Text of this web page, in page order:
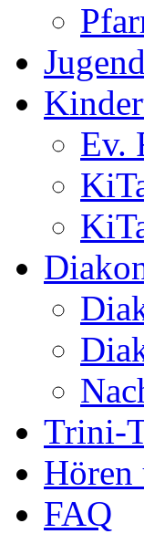
Ev.
Trini-
Hören
FAQ